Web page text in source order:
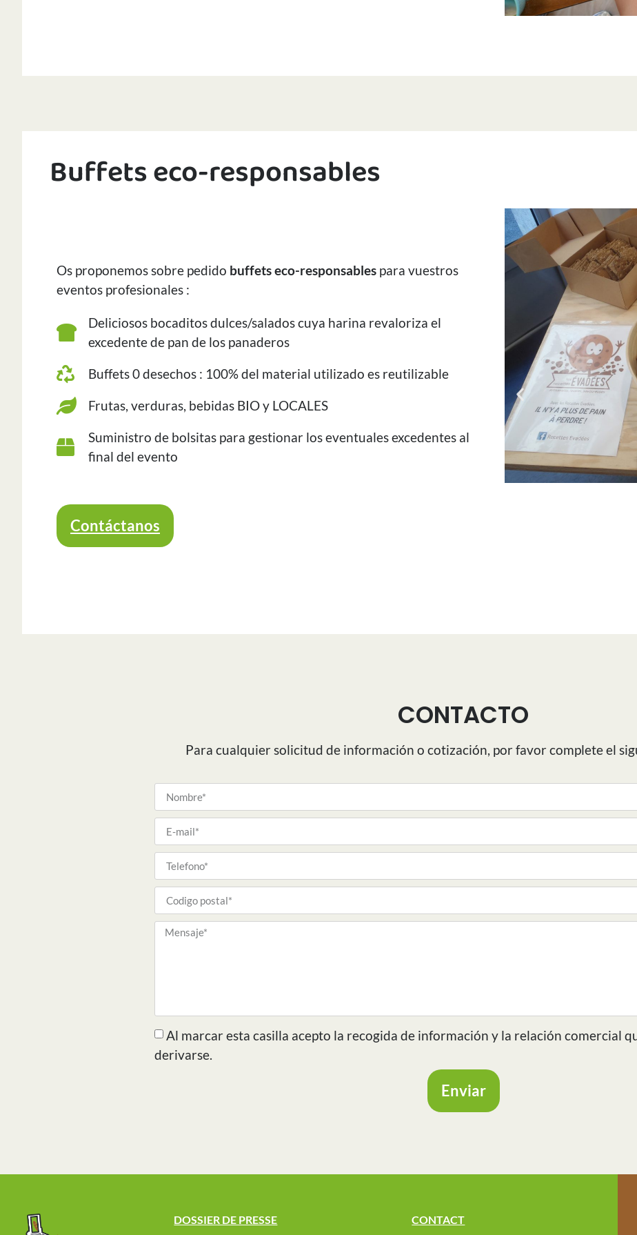
Buffets eco-responsables
Os proponemos sobre pedido buffets eco-responsables para vuestros
eventos profesionales :
Deliciosos bocaditos dulces/salados cuya harina revaloriza el
excedente de pan de los panaderos
Buffets 0 desechos : 100% del material utilizado es reutilizable
Frutas, verduras, bebidas BIO y LOCALES
Suministro de bolsitas para gestionar los eventuales excedentes al
final del evento
Contáctanos
CONTACTO
Para cualquier solicitud de información o cotización, por favor complete el
Al marcar esta casilla acepto la recogida de información y la relación comercial
derivarse.
Enviar
DOSSIER DE PRESSE CONTACT